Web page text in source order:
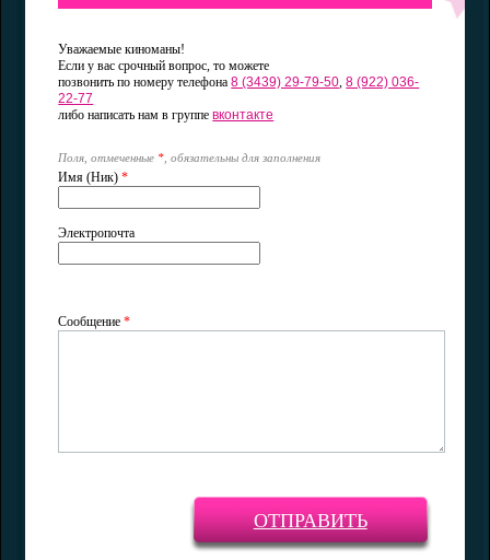
Уважаемые киноманы!
Если у вас срочный вопрос, то можете
позвонить по номеру телефона8 (3439) 29-79-50,8 (922) 036-
22-77
либо написать нам в группевконтакте
Поля, отмеченные * , обязательны для заполнения
Имя (Ник)*
Электропочта
Сообщение*
ОТПРАВИТЬ